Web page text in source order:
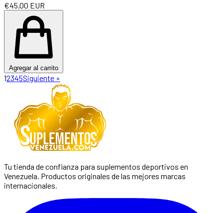
€45.00 EUR
Agregar al carrito
12345Siguiente »
Tu tienda de confianza para suplementos deportivos en
Venezuela. Productos originales de las mejores marcas
internacionales.